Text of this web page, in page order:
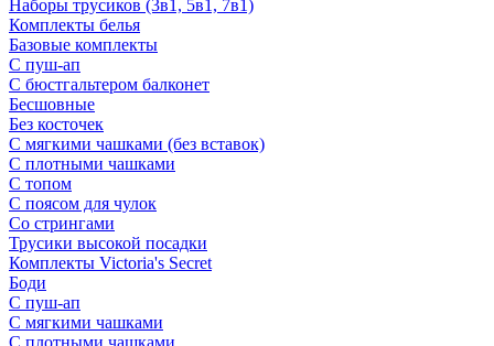
Наборы трусиков (3в1, 5в1, 7в1)
Комплекты белья
Базовые комплекты
С пуш-ап
С бюстгальтером балконет
Бесшовные
Без косточек
С мягкими чашками (без вставок)
С плотными чашками
С топом
С поясом для чулок
Со стрингами
Трусики высокой посадки
Комплекты Victoria's Secret
Боди
С пуш-ап
С мягкими чашками
С плотными чашками